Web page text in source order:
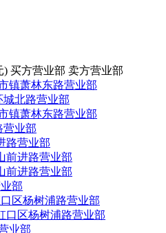
) 买方营业部 卖方营业部
镇萧林东路营业部
城北路营业部
镇萧林东路营业部
营业部
路营业部
前进路营业部
前进路营业部
部
区杨树浦路营业部
口区杨树浦路营业部
业部